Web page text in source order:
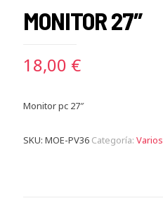
MONITOR 27″
18,00 €
Monitor pc 27″
SKU: MOE-PV36 Categoría: Varios